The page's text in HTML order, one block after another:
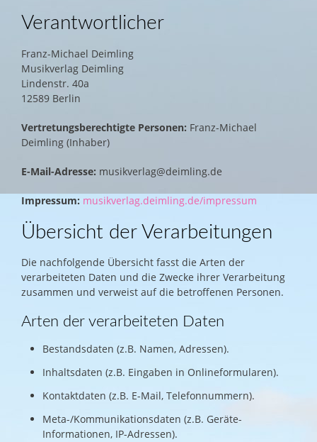
Verantwortlicher
Franz-Michael Deimling
Musikverlag Deimling
Lindenstr. 40a
12589 Berlin
Vertretungsberechtigte Personen: Franz-Michael
Deimling (Inhaber)
E-Mail-Adresse: musikverlag@deimling.de
Impressum: musikverlag.deimling.de/impressum
Übersicht der Verarbeitungen
Die nachfolgende Übersicht fasst die Arten der
verarbeiteten Daten und die Zwecke ihrer Verarbeitung
zusammen und verweist auf die betroffenen Personen.
Arten der verarbeiteten Daten
Bestandsdaten (z.B. Namen, Adressen).
Inhaltsdaten (z.B. Eingaben in Onlineformularen).
Kontaktdaten (z.B. E-Mail, Telefonnummern).
Meta-/Kommunikationsdaten (z.B. Geräte-
Informationen, IP-Adressen).